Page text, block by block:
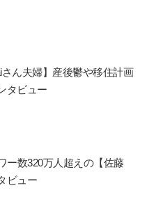
さん夫婦】産後鬱や移住計画
タビュー
ー数320万人超えの【佐藤
ビュー